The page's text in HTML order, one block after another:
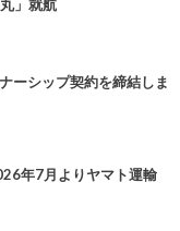
」就航
ーシップ契約を締結しま
年7月よりヤマト運輸